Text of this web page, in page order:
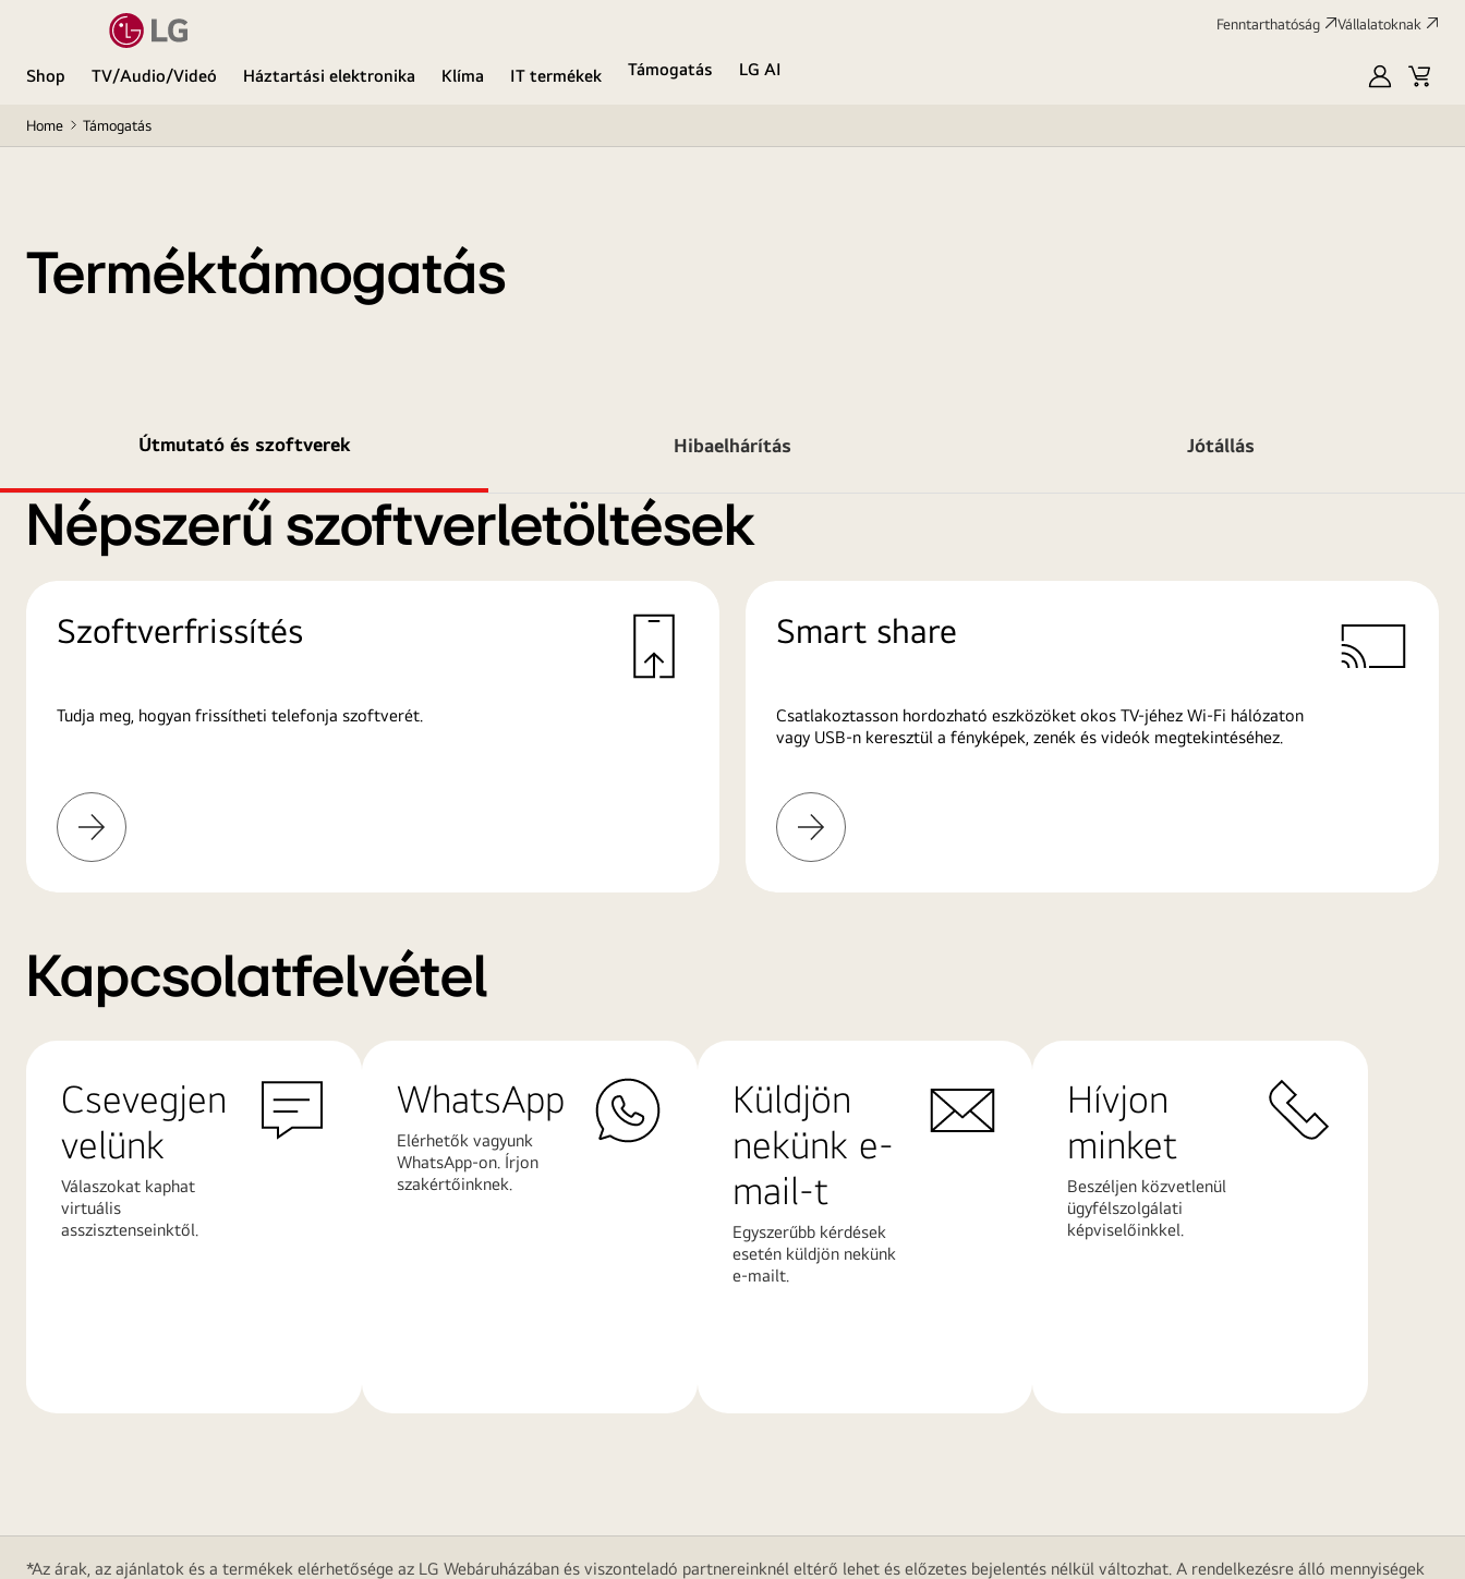
Fenntarthatóság Vállalatoknak
Shop TV/Audio/Videó Háztartási elektronika Klíma IT termékek Támogatás
LG AI
SajátKosár
Home Támogatás
Terméktámogatás
Útmutató és szoftverek Hibaelhárítás Jótállás
Népszerű szoftverletöltések
Szoftverfrissítés
Tudja meg, hogyan frissítheti telefonja szoftverét.
További
információk
Smart share
Csatlakoztasson hordozható eszközöket okos TV-jéhez Wi-Fi hálózaton
vagy USB-n keresztül a fényképek, zenék és videók megtekintéséhez.
További
információk
Kapcsolatfelvétel
Csevegjen
velünk
Válaszokat kaphat
virtuális
asszisztenseinktől.
WhatsApp
Elérhetők vagyunk
WhatsApp-on. Írjon
szakértőinknek.
Küldjön
nekünk e-
mail-t
Egyszerűbb kérdések
esetén küldjön nekünk
e-mailt.
Hívjon
minket
Beszéljen közvetlenül
ügyfélszolgálati
képviselőinkkel.
*Az árak, az ajánlatok és a termékek elérhetősége az LG Webáruházában és viszonteladó partnereinknél eltérő lehet és előzetes bejelentés nélkül változhat. A rendelkezésre álló mennyiségek